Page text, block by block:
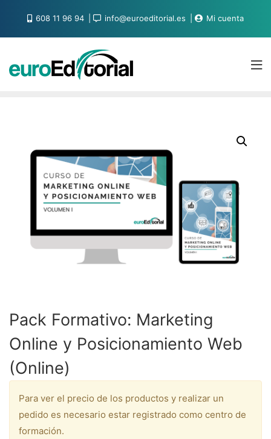
608 11 96 94 info@euroeditorial.es Mi cuenta
Pack Formativo: Marketing
Online y Posicionamiento Web
(Online)
Para ver el precio de los productos y realizar un
pedido es necesario estar registrado como centro de
formación.